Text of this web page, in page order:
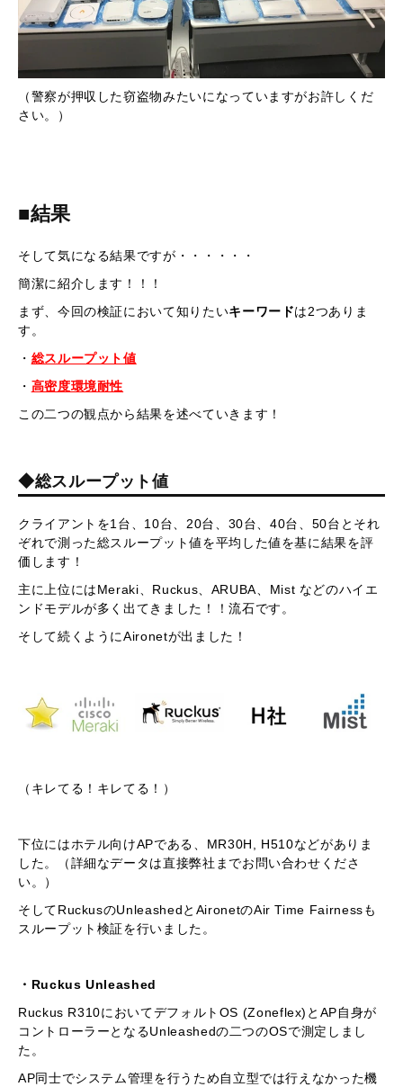
（警察が押収した窃盗物みたいになっていますがお許しくだ
さい。）
■結果
そして気になる結果ですが・・・・・・
簡潔に紹介します！！！
まず、今回の検証において知りたいキーワードは2つありま
す。
・ 総スループット値
・ 高密度環境耐性
この二つの観点から結果を述べていきます！
◆総スループット値
クライアントを1台、10台、20台、30台、40台、50台とそれ
ぞれで測った総スループット値を平均した値を基に結果を評
価します！
主に上位にはMeraki、Ruckus、ARUBA、Mist などのハイエ
ンドモデルが多く出てきました！！流石です。
そして続くようにAironetが出ました！
（キレてる！キレてる！）
下位にはホテル向けAPである、MR30H, H510などがありま
した。（詳細なデータは直接弊社までお問い合わせくださ
い。）
そしてRuckusのUnleashedとAironetのAir Time Fairnessも
スループット検証を行いました。
・Ruckus Unleashed
Ruckus R310においてデフォルトOS (Zoneflex)とAP自身が
コントローラーとなるUnleashedの二つのOSで測定しまし
た。
AP同士でシステム管理を行うため自立型では行えなかった機